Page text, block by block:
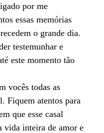
por me
essas memórias
o grande dia.
testemunhar e
este momento tão
vocês todas as
Fiquem atentos para
que esse casal
vida inteira de amor e